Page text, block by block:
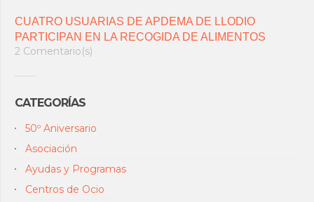
CUATRO USUARIAS DE APDEMA DE LLODIO
PARTICIPAN EN LA RECOGIDA DE ALIMENTOS
2 Comentario(s)
CATEGORÍAS
50º Aniversario
Asociación
Ayudas y Programas
Centros de Ocio